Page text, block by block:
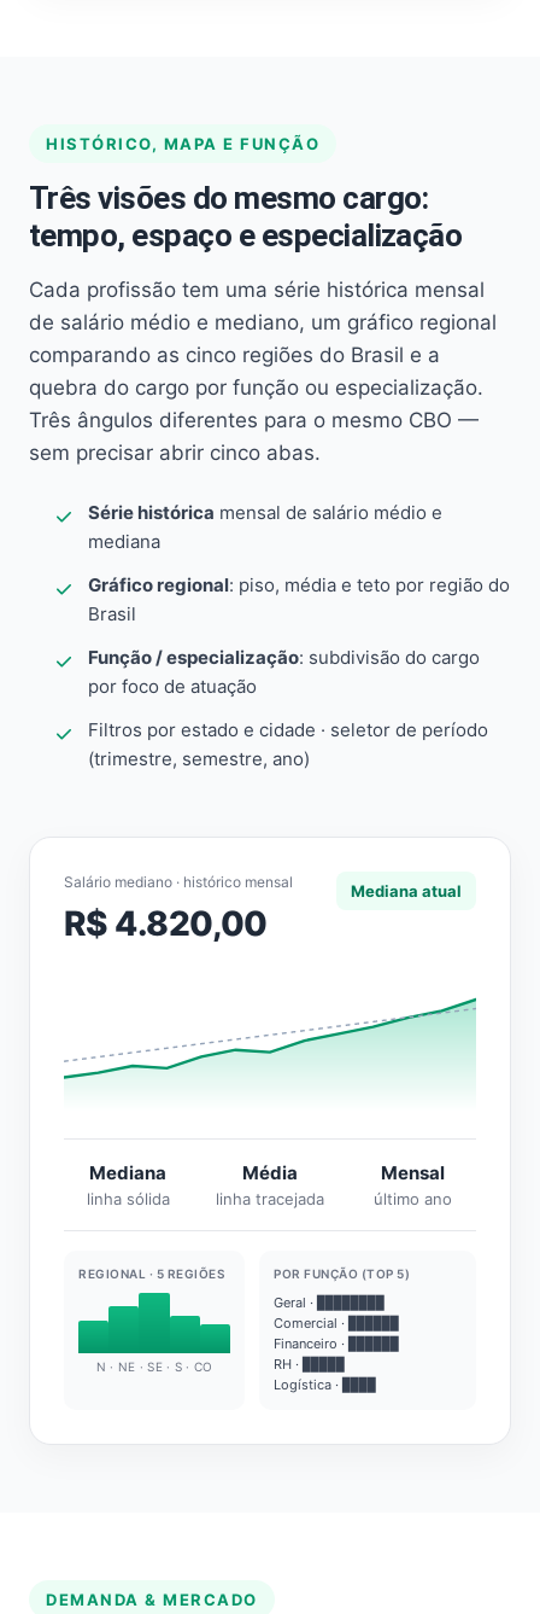
HISTÓRICO, MAPA E FUNÇÃO
Três visões do mesmo cargo:
tempo, espaço e especialização
Cada profissão tem uma série histórica mensal
de salário médio e mediano, um gráfico regional
comparando as cinco regiões do Brasil e a
quebra do cargo por função ou especialização.
Três ângulos diferentes para o mesmo CBO —
sem precisar abrir cinco abas.
Série histórica mensal de salário médio e
mediana
Gráfico regional: piso, média e teto por região do
Brasil
Função / especialização: subdivisão do cargo
por foco de atuação
Filtros por estado e cidade · seletor de período
(trimestre, semestre, ano)
Salário mediano · histórico mensal
R$ 4.820,00
Mediana atual
Mediana
linha sólida
Média
linha tracejada
Mensal
último ano
REGIONAL · 5 REGIÕES
N · NE · SE · S · CO
POR FUNÇÃO (TOP 5)
Geral · ████████
Comercial · ██████
Financeiro · ██████
RH · █████
Logística · ████
DEMANDA & MERCADO